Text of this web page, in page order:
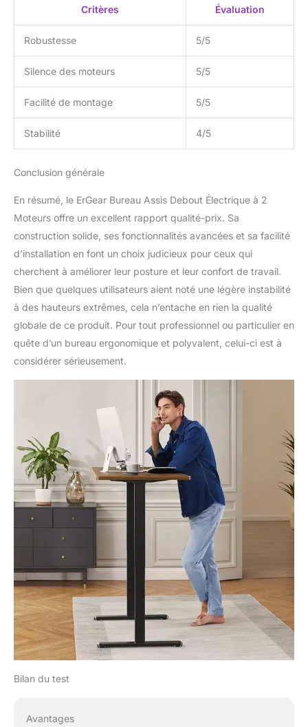
détaillées pour ce cadre
dédié. Pour toute
nous rapidement via le
Centre de Messages
Amazon. N'hésitez pas à
échanger avec nous
jusqu'à la résolution
complète de votre
Critères Évaluation
Robustesse 5/5
Silence des moteurs 5/5
Facilité de montage 5/5
Stabilité 4/5
Conclusion générale
En résumé, le ErGear Bureau Assis Debout Électrique à 2
Moteurs offre un excellent rapport qualité-prix. Sa
construction solide, ses fonctionnalités avancées et sa facilité
d’installation en font un choix judicieux pour ceux qui
cherchent à améliorer leur posture et leur confort de travail.
Bien que quelques utilisateurs aient noté une légère instabilité
à des hauteurs extrêmes, cela n’entache en rien la qualité
globale de ce produit. Pour tout professionnel ou particulier en
quête d’un bureau ergonomique et polyvalent, celui-ci est à
considérer sérieusement.
Bilan du test
Avantages